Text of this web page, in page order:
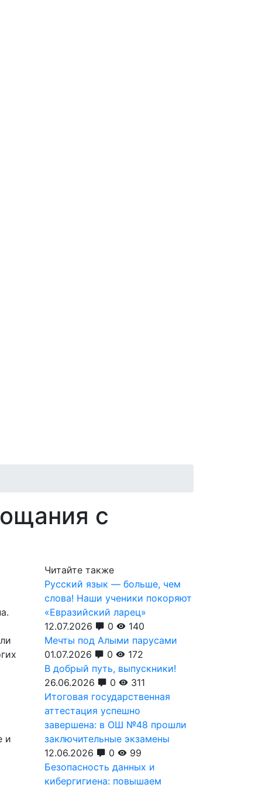
с
и
Читайте также
Русский язык — больше, чем
слова! Наши ученики покоряют
«Евразийский ларец»
12.07.2026
0
140
Мечты под Алыми парусами
01.07.2026
0
172
В добрый путь, выпускники!
26.06.2026
0
311
Итоговая государственная
аттестация успешно
завершена: в ОШ №48 прошли
заключительные экзамены
12.06.2026
0
99
Безопасность данных и
кибергигиена: повышаем